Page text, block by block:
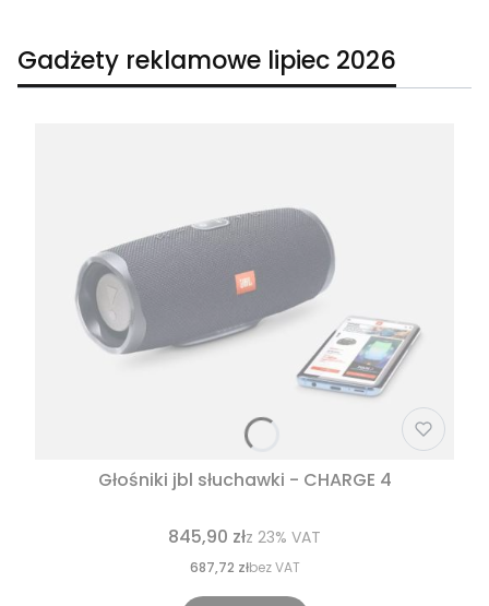
Gadżety reklamowe lipiec 2026
Głośniki jbl słuchawki - CHARGE 4
845,90 złz 23% VAT
687,72 złbez VAT